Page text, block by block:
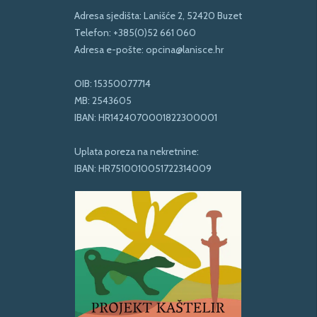
Adresa sjedišta: Lanišće 2, 52420 Buzet
Telefon: +385(0)52 661 060
Adresa e-pošte: opcina@lanisce.hr
OIB: 15350077714
MB: 2543605
IBAN: HR1424070001822300001
Uplata poreza na nekretnine:
IBAN: HR7510010051722314009